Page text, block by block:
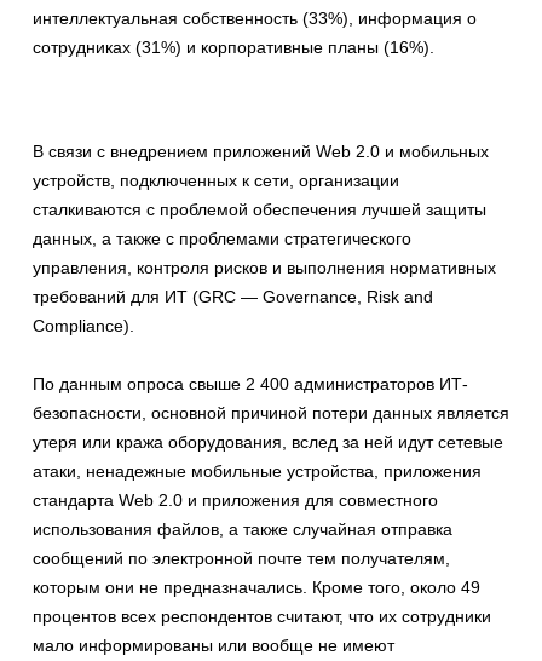
интеллектуальная собственность (33%), информация о
сотрудниках (31%) и корпоративные планы (16%).
В связи с внедрением приложений Web 2.0 и мобильных
устройств, подключенных к сети, организации
сталкиваются с проблемой обеспечения лучшей защиты
данных, а также с проблемами стратегического
управления, контроля рисков и выполнения нормативных
требований для ИТ (GRC — Governance, Risk and
Compliance).
По данным опроса свыше 2 400 администраторов ИТ-
безопасности, основной причиной потери данных является
утеря или кража оборудования, вслед за ней идут сетевые
атаки, ненадежные мобильные устройства, приложения
стандарта Web 2.0 и приложения для совместного
использования файлов, а также случайная отправка
сообщений по электронной почте тем получателям,
которым они не предназначались. Кроме того, около 49
процентов всех респондентов считают, что их сотрудники
мало информированы или вообще не имеют